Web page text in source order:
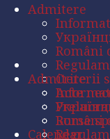
Admitere
Români
Criterii
Acte
Burse
Calendar
Admitere
Români